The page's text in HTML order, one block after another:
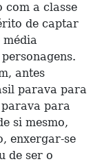
com a classe
de captar
média
antes
parava para
para
si mesmo,
enxergar-se
de ser o